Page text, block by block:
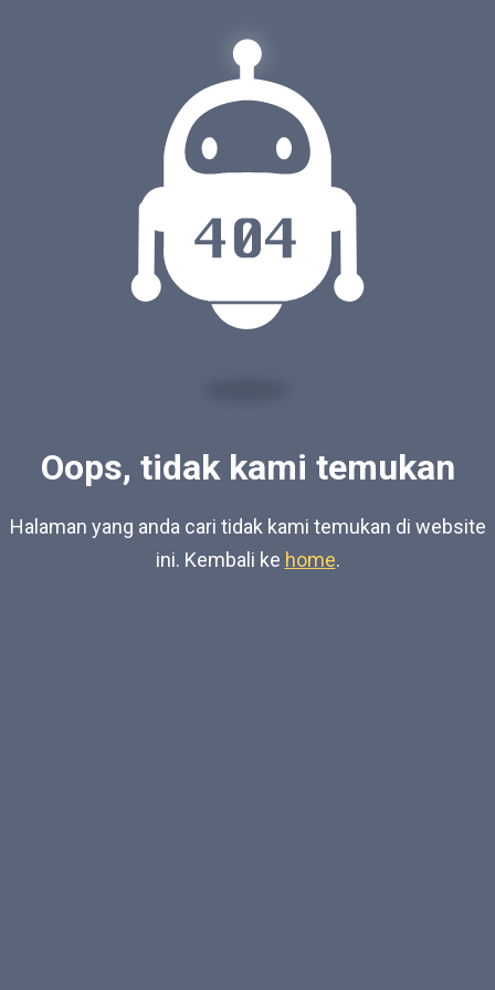
Oops, tidak kami temukan
Halaman yang anda cari tidak kami temukan di website
ini. Kembali ke home.